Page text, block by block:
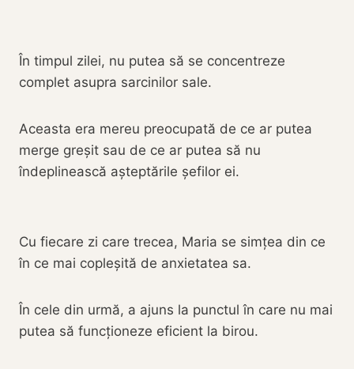
În timpul zilei, nu putea să se concentreze
complet asupra sarcinilor sale.
Aceasta era mereu preocupată de ce ar putea
merge greșit sau de ce ar putea să nu
îndeplinească așteptările șefilor ei.
Cu fiecare zi care trecea, Maria se simțea din ce
în ce mai copleșită de anxietatea sa.
În cele din urmă, a ajuns la punctul în care nu mai
putea să funcționeze eficient la birou.